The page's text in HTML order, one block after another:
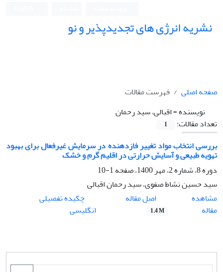
نشریه انرژی های تجدیدپذیر و نو
صفحه اصلی
فهرست مقالات
نویسنده =اقبالی، سید رحمان
تعداد مقالات:
1
بررسی انتخاب مواد تغییر فازدهنده در سرمایش غیرفعال برای بهبود
تهویه طبیعی و آسایش حرارتی در اقلیم گرم و خشک
دوره 8، شماره 2، مهر 1400، صفحه
1-10
سید حسین نشاط صفوی، سید رحمان اقبالی
مشاهده
مقاله
اصل مقاله
1.4 M
چکیده تفصیلی
انگلیسی